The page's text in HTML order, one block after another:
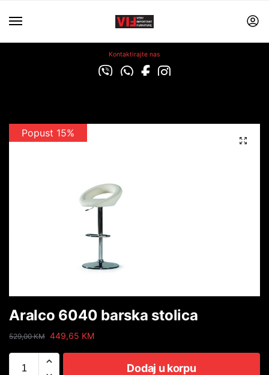
Kontaktirajte nas
Popust 15%
Aralco 6040 barska stolica
529,00KM 449,65 KM
Dodaj u korpu